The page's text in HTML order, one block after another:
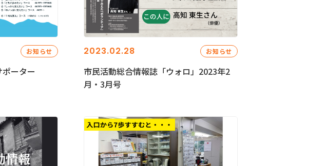
お知らせ
ポーター
2023.02.28 お知らせ
市民活動総合情報誌「ウォロ」2023年2
月・3月号